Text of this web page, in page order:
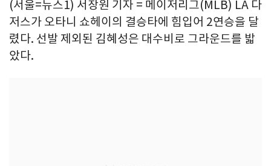
(서울=뉴스1) 서장원 기자 = 메이저리그(MLB) LA 다
저스가 오타니 쇼헤이의 결승타에 힘입어 2연승을 달
렸다. 선발 제외된 김혜성은 대수비로 그라운드를 밟
았다.